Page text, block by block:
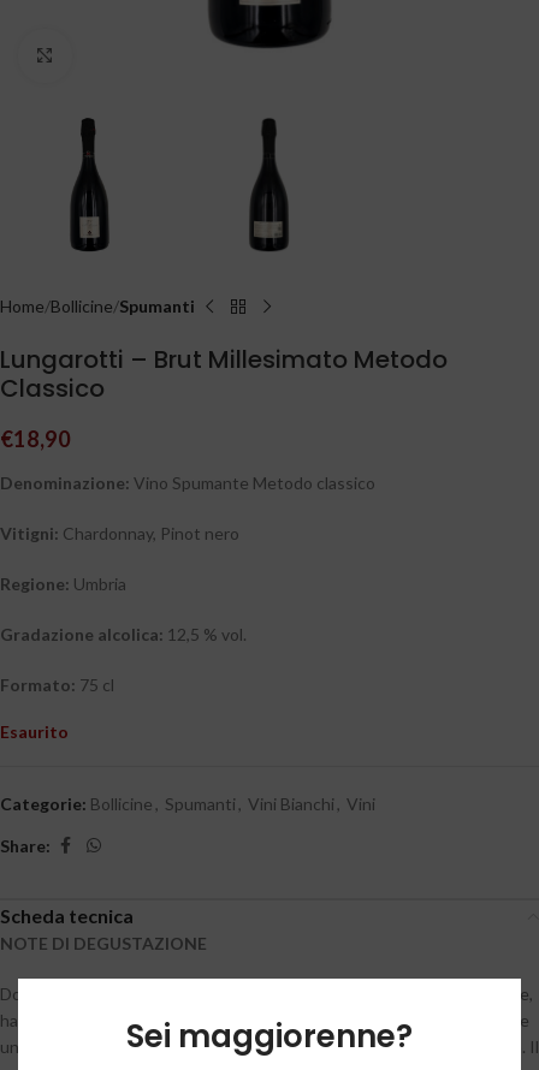
Sei maggiorenne?
Home Bollicine Spumanti
Lungarotti – Brut Millesimato Metodo
Classico
€18,90
Denominazione: Vino Spumante Metodo classico
Vitigni: Chardonnay, Pinot nero
Regione: Umbria
Gradazione alcolica: 12,5 % vol.
Formato: 75 cl
Esaurito
Categorie: Bollicine , Spumanti , Vini Bianchi , Vini
Share:
Scheda tecnica
NOTE DI DEGUSTAZIONE
Dorato, limpido e brillante, con perlage a grana molto fine e persistente,
ha profumo intenso e avvolgente che richiama la mandorla, la nocciola e
una lieve espressione di crosta di pane; floreale intenso nella chiusura. Il